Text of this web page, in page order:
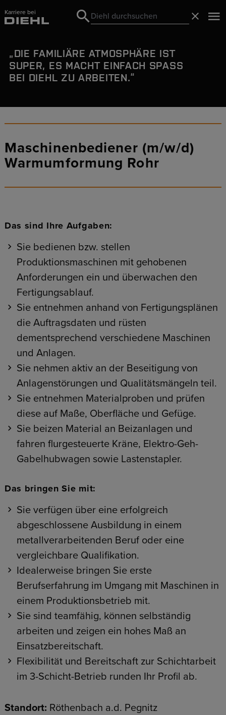
Karriere bei
Search
Search
DIE FAMILIÄRE ATMOSPHÄRE IST
SUPER, ES MACHT EINFACH SPASS B
EI DIEHL ZU ARBEITEN.
Maschinenbediener (m/w/d)
Warmumformung Rohr
Das sind Ihre Aufgaben:
Sie bedienen bzw. stellen
Produktionsmaschinen mit gehobenen
Anforderungen ein und überwachen den
Fertigungsablauf.
Sie entnehmen anhand von Fertigungsplänen
die Auftragsdaten und rüsten
dementsprechend verschiedene Maschinen
und Anlagen.
Sie nehmen aktiv an der Beseitigung von
Anlagenstörungen und Qualitätsmängeln teil.
Sie entnehmen Materialproben und prüfen
diese auf Maße, Oberfläche und Gefüge.
Sie beizen Material an Beizanlagen und
fahren flurgesteuerte Kräne, Elektro-Geh-
Gabelhubwagen sowie Lastenstapler.
Das bringen Sie mit:
Sie verfügen über eine erfolgreich
abgeschlossene Ausbildung in einem
metallverarbeitenden Beruf oder eine
vergleichbare Qualifikation.
Idealerweise bringen Sie erste
Berufserfahrung im Umgang mit Maschinen in
einem Produktionsbetrieb mit.
Sie sind teamfähig, können selbständig
arbeiten und zeigen ein hohes Maß an
Einsatzbereitschaft.
Flexibilität und Bereitschaft zur Schichtarbeit
im 3-Schicht-Betrieb runden Ihr Profil ab.
Standort: Röthenbach a.d. Pegnitz